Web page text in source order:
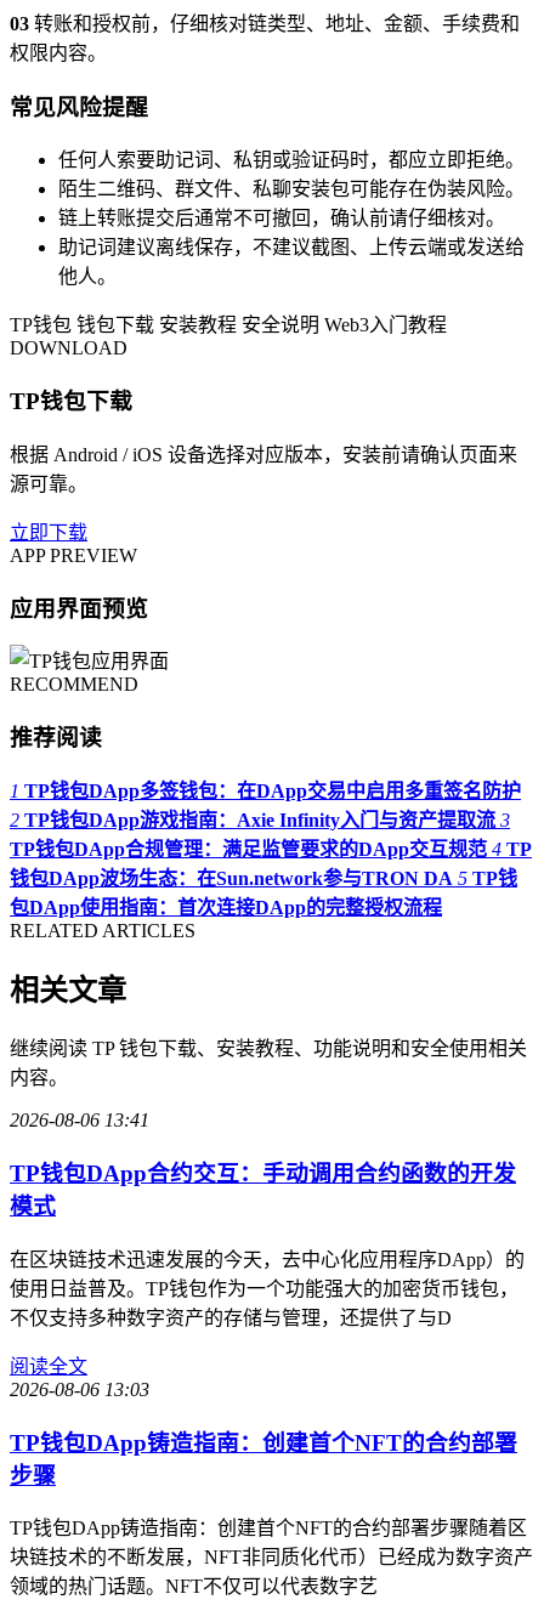
03 转账和授权前，仔细核对链类型、地址、金额、手续费和
权限内容。
常见风险提醒
任何人索要助记词、私钥或验证码时，都应立即拒绝。
陌生二维码、群文件、私聊安装包可能存在伪装风险。
链上转账提交后通常不可撤回，确认前请仔细核对。
助记词建议离线保存，不建议截图、上传云端或发送给
他人。
TP钱包 钱包下载 安装教程 安全说明 Web3入门教程
DOWNLOAD
TP钱包下载
根据 Android / iOS 设备选择对应版本，安装前请确认页面来
源可靠。
立即下载
APP PREVIEW
应用界面预览
RECOMMEND
推荐阅读
1 TP钱包DApp多签钱包：在DApp交易中启用多重签名防护
2 TP钱包DApp游戏指南：Axie Infinity入门与资产提取流 3
TP钱包DApp合规管理：满足监管要求的DApp交互规范 4 TP
钱包DApp波场生态：在Sun.network参与TRON DA 5 TP钱
包DApp使用指南：首次连接DApp的完整授权流程
RELATED ARTICLES
相关文章
继续阅读 TP 钱包下载、安装教程、功能说明和安全使用相关
内容。
2026-08-06 13:41
TP钱包DApp合约交互：手动调用合约函数的开发
模式
在区块链技术迅速发展的今天，去中心化应用程序DApp）的
使用日益普及。TP钱包作为一个功能强大的加密货币钱包，
不仅支持多种数字资产的存储与管理，还提供了与D
阅读全文
2026-08-06 13:03
TP钱包DApp铸造指南：创建首个NFT的合约部署
步骤
TP钱包DApp铸造指南：创建首个NFT的合约部署步骤随着区
块链技术的不断发展，NFT非同质化代币）已经成为数字资产
领域的热门话题。NFT不仅可以代表数字艺